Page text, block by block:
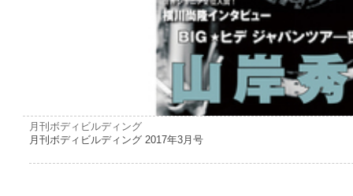
月刊ボディビルディング
月刊ボディビルディング 2017年3月号